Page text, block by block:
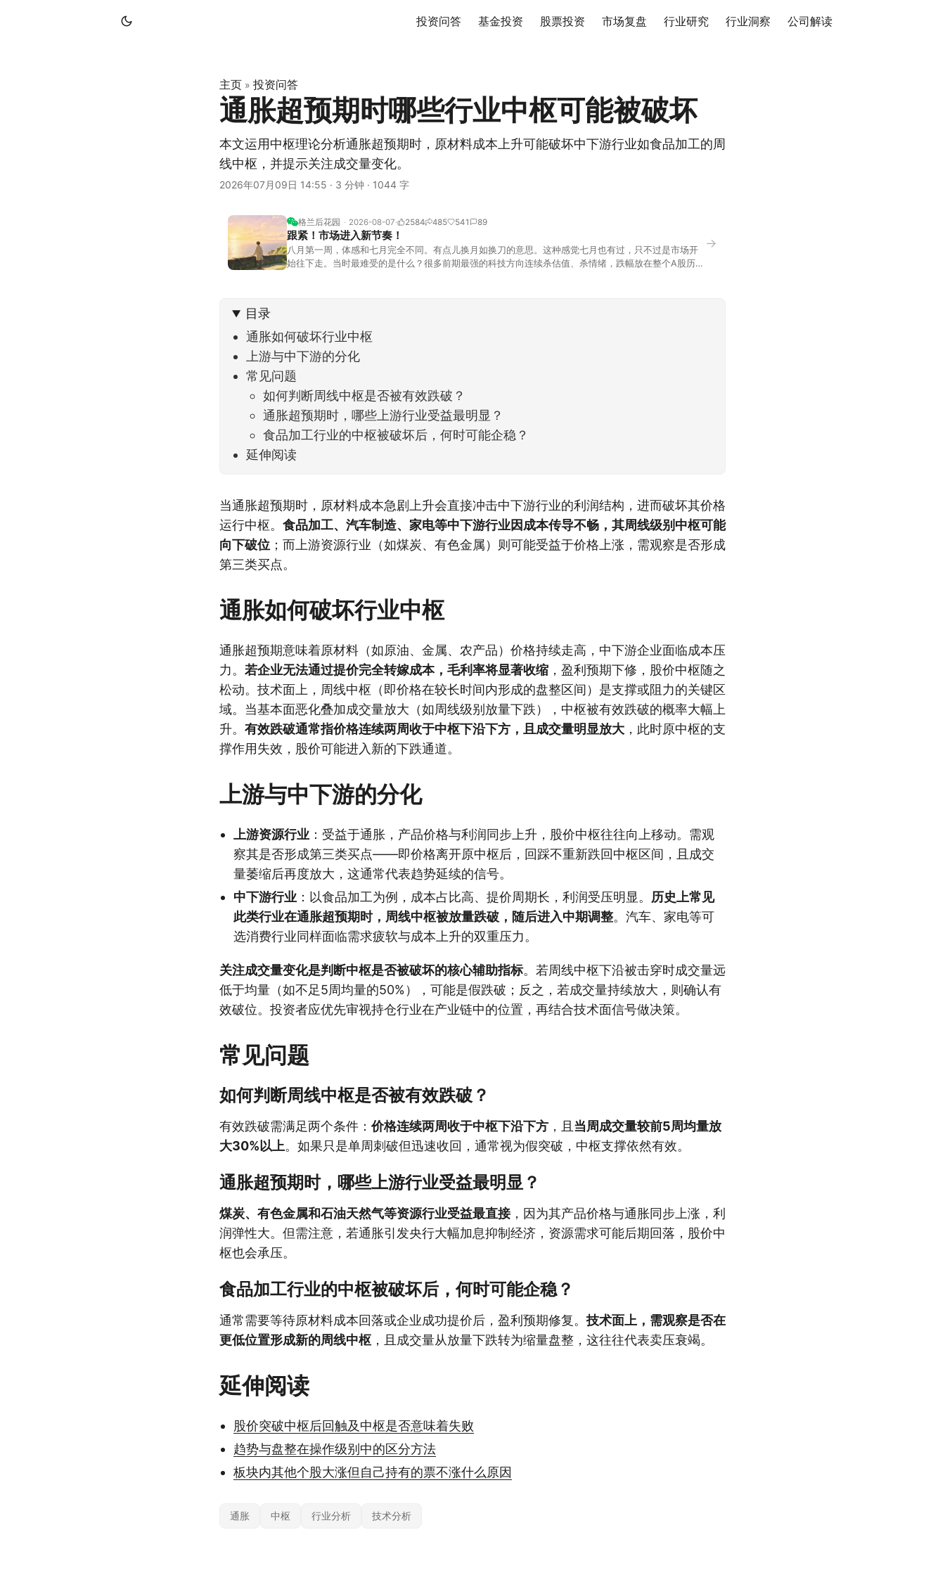
投资问答 基金投资 股票投资 市场复盘 行业研究 行业洞察 公司解读
主页 » 投资问答
通胀超预期时哪些行业中枢可能被破坏
本文运用中枢理论分析通胀超预期时，原材料成本上升可能破坏中下游行业如食品加工的周
线中枢，并提示关注成交量变化。
2026年07月09日 14:55 · 3 分钟 · 1044 字
格兰后花园 2026-08-07 2584 485 541 89
跟紧！市场进入新节奏！
八月第一周，体感和七月完全不同。有点儿换月如换刀的意思。这种感觉七月也有过，只不过是市场开
始往下走。当时最难受的是什么？很多前期最强的科技方向连续杀估值、杀情绪，跌幅放在整个A股历史
→
目录
通胀如何破坏行业中枢
上游与中下游的分化
常见问题
如何判断周线中枢是否被有效跌破？
通胀超预期时，哪些上游行业受益最明显？
食品加工行业的中枢被破坏后，何时可能企稳？
延伸阅读
当通胀超预期时，原材料成本急剧上升会直接冲击中下游行业的利润结构，进而破坏其价格
运行中枢。 食品加工、汽车制造、家电等中下游行业因成本传导不畅，其周线级别中枢可能
向下破位 ；而上游资源行业（如煤炭、有色金属）则可能受益于价格上涨，需观察是否形成
第三类买点。
通胀如何破坏行业中枢
通胀超预期意味着原材料（如原油、金属、农产品）价格持续走高，中下游企业面临成本压
力。 若企业无法通过提价完全转嫁成本，毛利率将显著收缩 ，盈利预期下修，股价中枢随之
松动。技术面上，周线中枢（即价格在较长时间内形成的盘整区间）是支撑或阻力的关键区
域。当基本面恶化叠加成交量放大（如周线级别放量下跌），中枢被有效跌破的概率大幅上
升。 有效跌破通常指价格连续两周收于中枢下沿下方，且成交量明显放大 ，此时原中枢的支
撑作用失效，股价可能进入新的下跌通道。
上游与中下游的分化
上游资源行业 ：受益于通胀，产品价格与利润同步上升，股价中枢往往向上移动。需观
察其是否形成第三类买点——即价格离开原中枢后，回踩不重新跌回中枢区间，且成交
量萎缩后再度放大，这通常代表趋势延续的信号。
中下游行业 ：以食品加工为例，成本占比高、提价周期长，利润受压明显。 历史上常见
此类行业在通胀超预期时，周线中枢被放量跌破，随后进入中期调整。汽车、家电等可
选消费行业同样面临需求疲软与成本上升的双重压力。
关注成交量变化是判断中枢是否被破坏的核心辅助指标。若周线中枢下沿被击穿时成交量远
低于均量（如不足5周均量的50%），可能是假跌破；反之，若成交量持续放大，则确认有
效破位。投资者应优先审视持仓行业在产业链中的位置，再结合技术面信号做决策。
常见问题
如何判断周线中枢是否被有效跌破？
有效跌破需满足两个条件： 价格连续两周收于中枢下沿下方 ，且 当周成交量较前5周均量放
大30%以上。如果只是单周刺破但迅速收回，通常视为假突破，中枢支撑依然有效。
通胀超预期时，哪些上游行业受益最明显？
煤炭、有色金属和石油天然气等资源行业受益最直接，因为其产品价格与通胀同步上涨，利
润弹性大。但需注意，若通胀引发央行大幅加息抑制经济，资源需求可能后期回落，股价中
枢也会承压。
食品加工行业的中枢被破坏后，何时可能企稳？
通常需要等待原材料成本回落或企业成功提价后，盈利预期修复。技术面上，需观察是否在
更低位置形成新的周线中枢 ，且成交量从放量下跌转为缩量盘整，这往往代表卖压衰竭。
延伸阅读
股价突破中枢后回触及中枢是否意味着失败
趋势与盘整在操作级别中的区分方法
板块内其他个股大涨但自己持有的票不涨什么原因
通胀 中枢 行业分析 技术分析